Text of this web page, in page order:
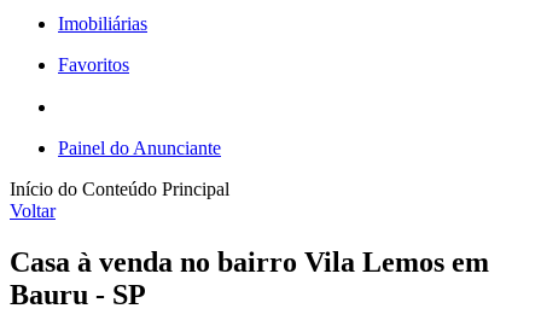
Imobiliárias
Favoritos
Painel do Anunciante
Início do Conteúdo Principal
Voltar
Casa à venda no bairro Vila Lemos em
Bauru - SP